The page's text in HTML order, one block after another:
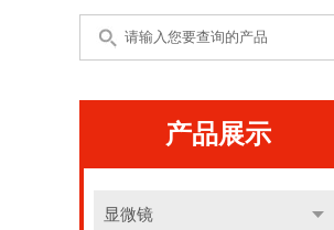
产品展示
显微镜